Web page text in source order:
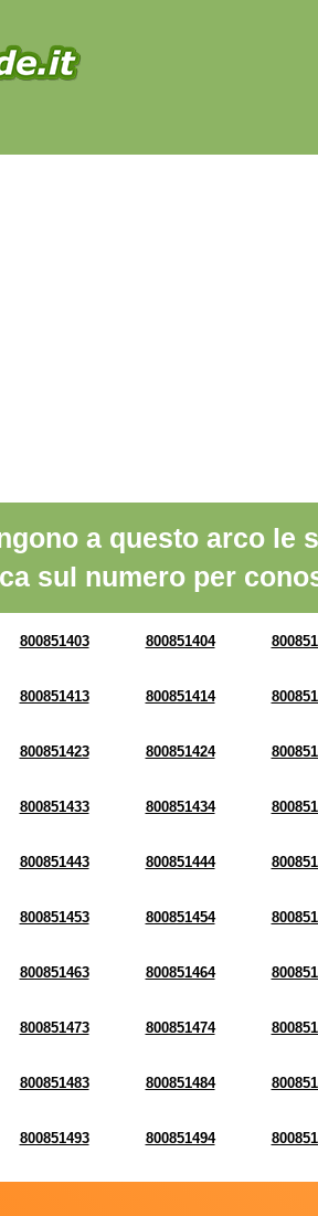
a questo arco le
sul numero per
800851403 800851404
800851413 800851414
800851423 800851424
800851433 800851434
800851443 800851444
800851453 800851454
800851463 800851464
800851473 800851474
800851483 800851484
800851493 800851494